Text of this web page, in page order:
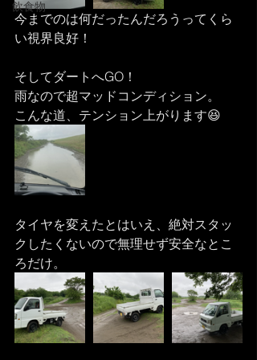
飲食物
今までのは何だったんだろうってくら
い視界良好！
そしてダートへGO！
雨なので超マッドコンディション。
こんな道、テンション上がります😆
タイヤを変えたとはいえ、絶対スタッ
クしたくないので無理せず安全なとこ
ろだけ。